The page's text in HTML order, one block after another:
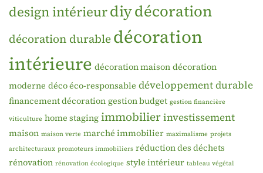
design intérieurdiydécoration
décoration durabledécoration
intérieure décoration maison décoration
moderne déco éco-responsable développement durable
financement décoration gestion budget gestion financière
viticulture home staging immobilierinvestissement
maison maison verte marché immobilier maximalisme projets
architecturaux promoteurs immobiliers réduction des déchets
rénovation rénovation écologique style intérieur tableau végétal